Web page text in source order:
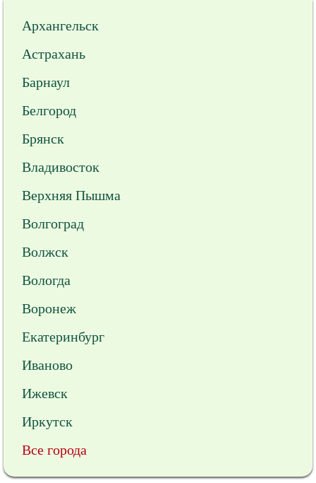
Архангельск
Астрахань
Барнаул
Белгород
Брянск
Владивосток
Верхняя Пышма
Волгоград
Волжск
Вологда
Воронеж
Екатеринбург
Иваново
Ижевск
Иркутск
Все города